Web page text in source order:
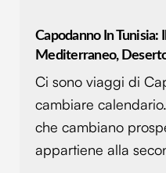
Capodanno In Tunisia:
Mediterraneo,
Ci sono viaggi di
cambiare
che cambiano
appartiene alla